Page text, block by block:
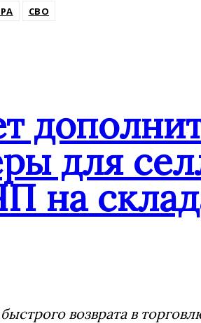
СВО
для
на
возврата в